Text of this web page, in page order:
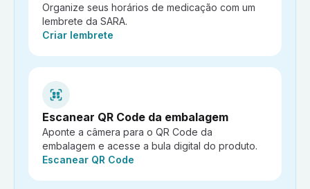
Organize seus horários de medicação com um
lembrete da SARA.
Ação:
Criar lembrete
Escanear QR Code da embalagem
Aponte a câmera para o QR Code da
embalagem e acesse a bula digital do produto.
Ação:
Escanear QR Code